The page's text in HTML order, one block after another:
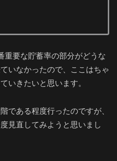
重要な貯蓄率の部分がどうな
いなかったので、ここはちゃ
いきたいと思います。
である程度行ったのですが、
見直してみようと思いまし